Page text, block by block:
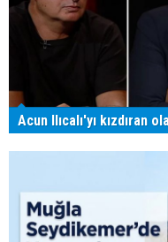
Acun Ilıcalı'yı kızdıran